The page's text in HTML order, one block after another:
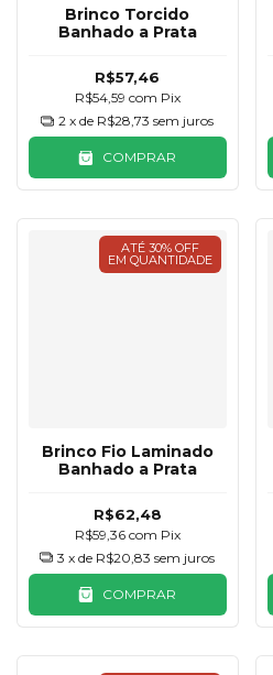
Brinco Torcido
Banhado a Prata
R$57,46
R$54,59 com Pix
2 x de R$28,73 sem juros
COMPRAR
ATÉ 30% OFF
EM QUANTIDADE
Brinco Fio Laminado
Banhado a Prata
R$62,48
R$59,36 com Pix
3 x de R$20,83 sem juros
COMPRAR